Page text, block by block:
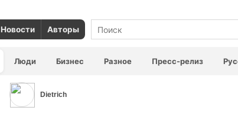
Новости Авторы
Люди Бизнес Разное Пресс-релиз
Dietrich